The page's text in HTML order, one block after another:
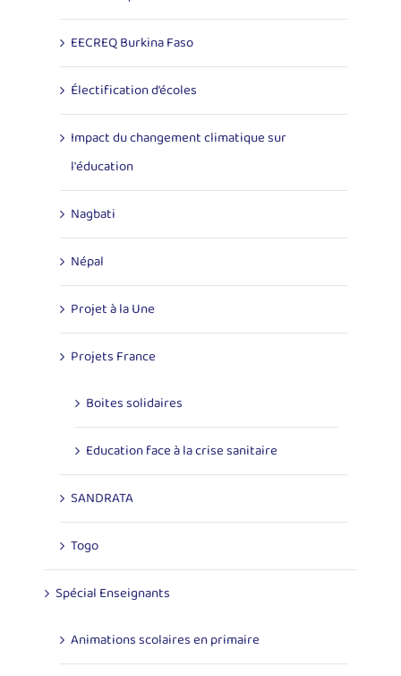
EECREQ Burkina Faso
Électification d’écoles
Impact du changement climatique sur
l'éducation
Nagbati
Népal
Projet à la Une
Projets France
Boites solidaires
Education face à la crise sanitaire
SANDRATA
Togo
Spécial Enseignants
Animations scolaires en primaire